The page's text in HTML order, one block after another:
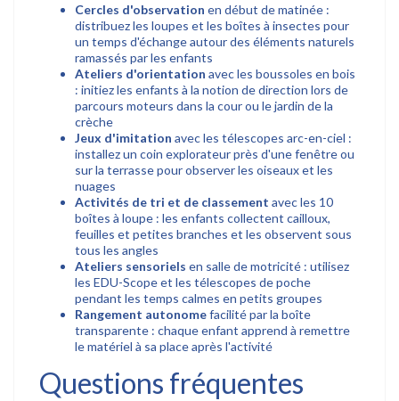
Cercles d'observation en début de matinée :
distribuez les loupes et les boîtes à insectes pour
un temps d'échange autour des éléments naturels
ramassés par les enfants
Ateliers d'orientation avec les boussoles en bois
: initiez les enfants à la notion de direction lors de
parcours moteurs dans la cour ou le jardin de la
crèche
Jeux d'imitation avec les télescopes arc-en-ciel :
installez un coin explorateur près d'une fenêtre ou
sur la terrasse pour observer les oiseaux et les
nuages
Activités de tri et de classement avec les 10
boîtes à loupe : les enfants collectent cailloux,
feuilles et petites branches et les observent sous
tous les angles
Ateliers sensoriels en salle de motricité : utilisez
les EDU-Scope et les télescopes de poche
pendant les temps calmes en petits groupes
Rangement autonomefacilité par la boîte
transparente : chaque enfant apprend à remettre
le matériel à sa place après l'activité
Questions fréquentes